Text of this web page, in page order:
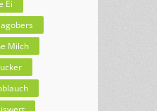
Ei
Milch